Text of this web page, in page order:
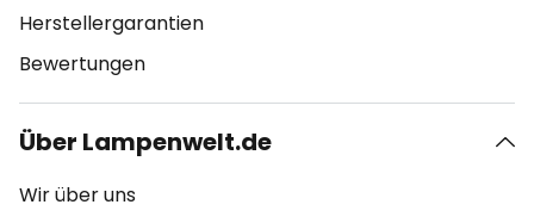
Herstellergarantien
Bewertungen
Über Lampenwelt.de
Wir über uns